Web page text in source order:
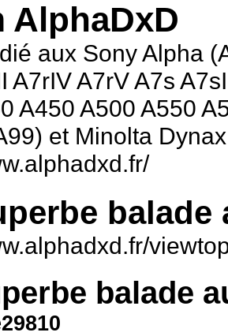
AlphaDxD
aux Sony Alpha
A7rIV A7rV A7s
A450 A500 A550
et Minolta
balade